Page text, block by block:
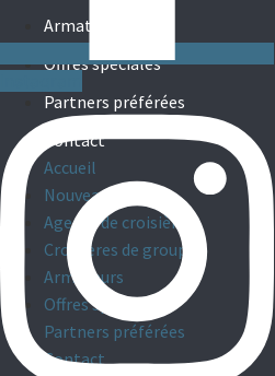
Armateurs
Offres spéciales
Partners préférées
Contact
Accueil
Nouveautés
Agents de croisières
Croisières de groupes
Armateurs
Offres spéciales
Partners préférées
Contact